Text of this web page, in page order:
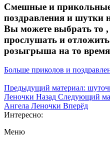
Смешные и
поздравления и шутки
Вы можете выбрать то
прослушать и
розыгрыша на то
Больше приколов и
Предыдущий материал:
Леночки Назад Следующий
Ангела Леночки Вперёд
Интересно:
Меню